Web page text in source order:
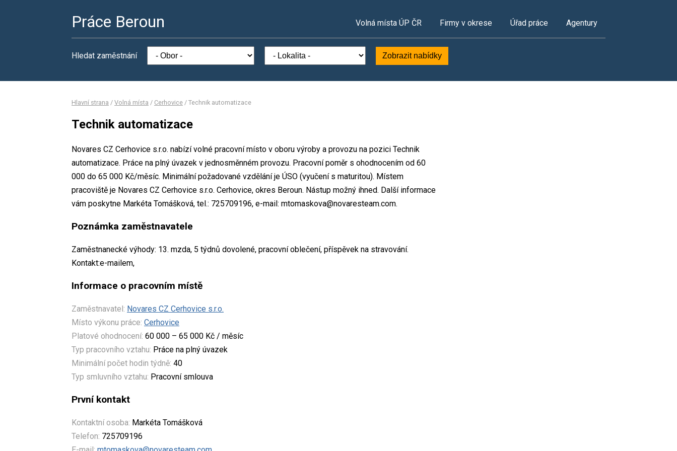
Práce Beroun Volná místa ÚP ČR Firmy v okrese Úřad práce Agentury
Hledat zaměstnání Zobrazit nabídky
Hlavní strana / Volná místa / Cerhovice / Technik automatizace
Technik automatizace
Novares CZ Cerhovice s.r.o. nabízí volné pracovní místo v oboru výroby a provozu na pozici Technik
automatizace. Práce na plný úvazek v jednosměnném provozu. Pracovní poměr s ohodnocením od 60
000 do 65 000 Kč/měsíc. Minimální požadované vzdělání je ÚSO (vyučení s maturitou). Místem
pracoviště je Novares CZ Cerhovice s.r.o. Cerhovice, okres Beroun. Nástup možný ihned. Další informace
vám poskytne Markéta Tomášková, tel.: 725709196, e-mail: mtomaskova@novaresteam.com.
Poznámka zaměstnavatele
Zaměstnanecké výhody: 13. mzda, 5 týdnů dovolené, pracovní oblečení, příspěvek na stravování.
Kontakt:e-mailem,
Informace o pracovním místě
Zaměstnavatel: Novares CZ Cerhovice s.r.o.
Místo výkonu práce: Cerhovice
Platové ohodnocení: 60 000 – 65 000 Kč / měsíc
Typ pracovního vztahu: Práce na plný úvazek
Minimální počet hodin týdně: 40
Typ smluvního vztahu: Pracovní smlouva
První kontakt
Kontaktní osoba: Markéta Tomášková
Telefon: 725709196